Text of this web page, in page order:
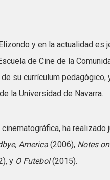
y en la actualidad es
de Cine de la
su currículum pedagógico,
la Universidad de Navarra.
ha realizado
America (2006), Notes
y O Futebol(2015).